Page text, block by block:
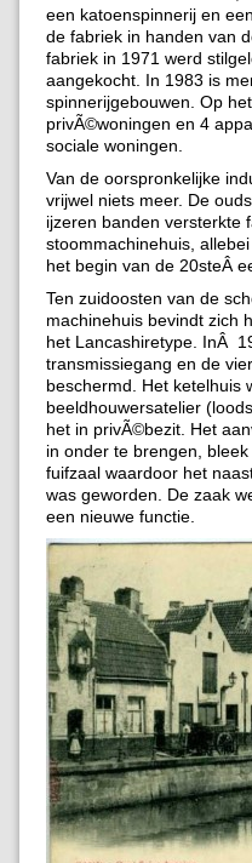
een katoenspinnerij en
de fabriek in handen van
fabriek in 1971 werd
aangekocht. In 1983 is
spinnerijgebouwen. Op
privÃ©woningen en 4
sociale woningen.
Van de oorspronkelijke
vrijwel niets meer. De
ijzeren banden versterkte
stoommachinehuis,
het begin van de 20steÂ
Ten zuidoosten van de
machinehuis bevindt zich
het Lancashiretype. InÂ
transmissiegang en de
beschermd. Het ketelhuis
beeldhouwersatelier
het in privÃ©bezit. Het
in onder te brengen,
fuifzaal waardoor het
was geworden. De zaak
een nieuwe functie.